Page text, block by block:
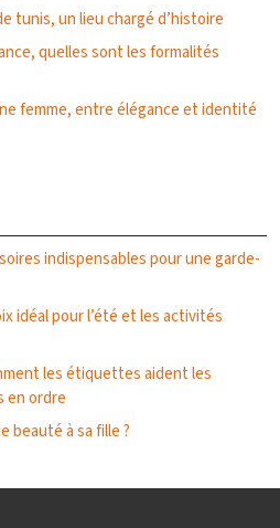
tunis, un lieu chargé d’histoire
quelles sont les formalités
femme, entre élégance et identité
indispensables pour une garde-
idéal pour l’été et les activités
les étiquettes aident les
en ordre
beauté à sa fille ?